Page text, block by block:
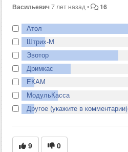
Васильевич 7 лет назад • 16
Атол
Штрих-М
Эвотор
Дримкас
ЕКАМ
МодульКасса
Другое (укажите в комментарии)
9 0